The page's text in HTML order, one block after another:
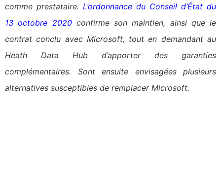
comme prestataire. L’ordonnance du Conseil d’État du
13 octobre 2020 confirme son maintien, ainsi que le
contrat conclu avec Microsoft, tout en demandant au
Heath Data Hub d’apporter des garanties
complémentaires. Sont ensuite envisagées plusieurs
alternatives susceptibles de remplacer Microsoft.